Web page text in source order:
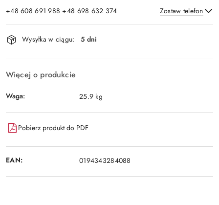
+48 608 691 988 +48 698 632 374 Zostaw telefon
Dostępność
i
dostawa
Wysyłka w ciągu: 5 dni
Więcej o produkcie
Waga: 25.9 kg
Pobierz produkt do PDF
EAN: 0194343284088